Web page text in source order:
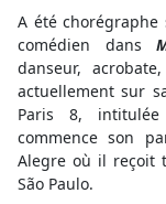
A été chorégraphe
comédien dans
danseur,
actuellement sur
Paris 8, intitulée
commence son
Alegre où il reçoit
São Paulo.